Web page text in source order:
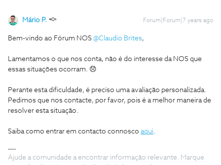
Mário P. Forum|Forum|7 years ago
Bem-vindo ao Fórum NOS @Claudio Brites,
Lamentamos o que nos conta, não é do interesse da NOS que
essas situações ocorram. 😞
Perante esta dificuldade, é preciso uma avaliação personalizada.
Pedimos que nos contacte, por favor, pois é a melhor maneira de
resolver esta situação.
Saiba como entrar em contacto connosco aqui.
Ajude a comunidade a encontrar informação relevante. Marque